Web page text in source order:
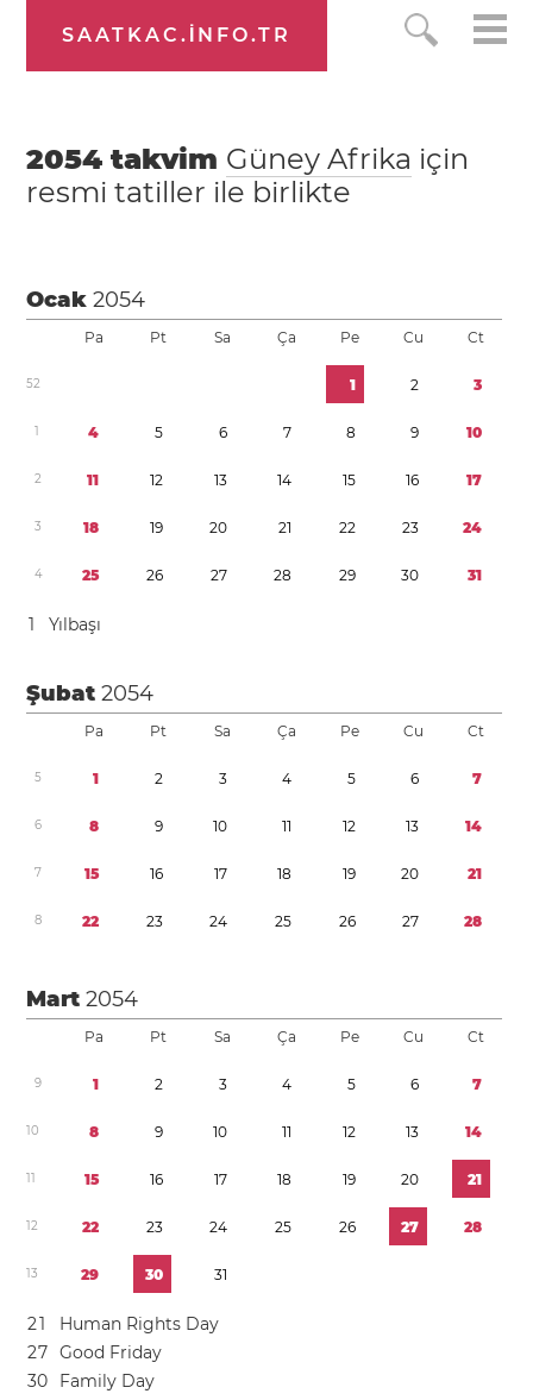
SAATKAC.INFO.TR
2054 takvim Güney Afrika için
resmi tatiller ile birlikte
Ocak2054
Pa Pt Sa Ça Pe Cu Ct
52 1 2 3
1 4 5 6 7 8 9 10
2 11 12 13 14 15 16 17
3 18 19 20 21 22 23 24
4 25 26 27 28 29 30 31
1 Yılbaşı
Şubat2054
Pa Pt Sa Ça Pe Cu Ct
5 1 2 3 4 5 6 7
6 8 9 10 11 12 13 14
7 15 16 17 18 19 20 21
8 22 23 24 25 26 27 28
Mart2054
Pa Pt Sa Ça Pe Cu Ct
9 1 2 3 4 5 6 7
10 8 9 10 11 12 13 14
11 15 16 17 18 19 20 21
12 22 23 24 25 26 27 28
13 29 30 31
21
Human Rights Day
27 Good Friday
30 Family Day